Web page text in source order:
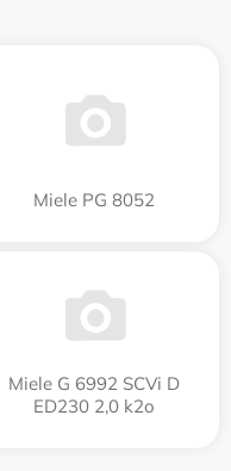
Miele PG 8052
Miele G 6992 SCVi D
ED230 2,0 k2o